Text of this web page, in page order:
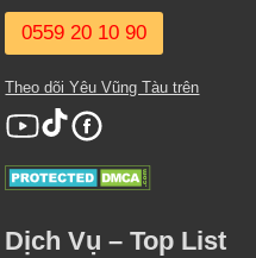
0559 20 10 90
Theo dõi Yêu Vũng Tàu trên
Dịch Vụ – Top List